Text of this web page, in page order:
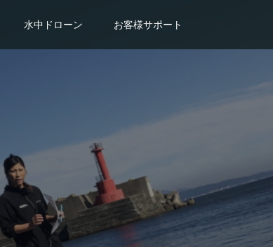
水中ドローン お客様サポート